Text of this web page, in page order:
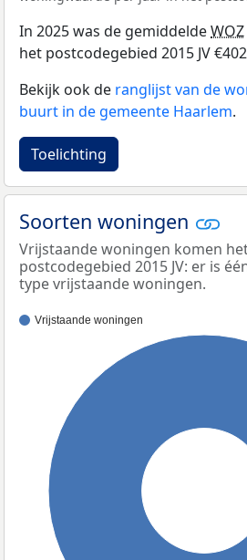
In 2025 was de gemiddeldeWOZ
het postcodegebied 2015 JV
Bekijk ook de ranglijst van de
buurt in de gemeente Haarlem.
Toelichting
Soorten woningen
Vrijstaande woningen komen
postcodegebied 2015 JV: er is
type vrijstaande woningen.
Vrijstaande woningen